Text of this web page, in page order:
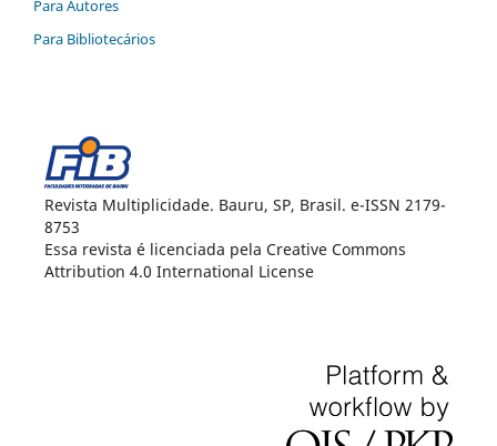
Para Autores
Para Bibliotecários
Revista Multiplicidade. Bauru, SP, Brasil. e-ISSN 2179-
8753
Essa revista é licenciada pela Creative Commons
Attribution 4.0 International License